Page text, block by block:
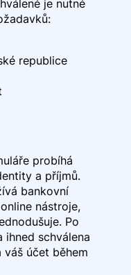
je nutné
republice
probíhá
a příjmů.
bankovní
nástroje,
Po
ihned schválena
váš účet během